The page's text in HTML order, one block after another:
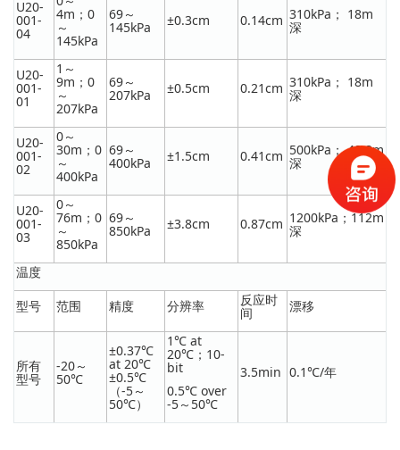
U20-
001-
04
4m；0
～
145kPa
69～
145kPa ±0.3cm 0.14cm 310kPa； 18m
深
U20-
001-
01
1～
9m；0
～
207kPa
69～
207kPa ±0.5cm 0.21cm 310kPa； 18m
深
U20-
001-
02
0～
30m；0
～
400kPa
69～
400kPa ±1.5cm 0.41cm 500kPa； 40.8m
深
U20-
001-
03
0～
76m；0
～
850kPa
69～
850kPa ±3.8cm 0.87cm 1200kPa；112m
深
温度
型号
范围 精度 分辨率 反应时
间 漂移
所有
型号
-20～
50℃
±0.37℃
at 20℃
±0.5℃
（-5～
50℃）
1℃ at
20℃；10-
bit
0.5℃ over
-5～50℃
3.5min 0.1℃/年